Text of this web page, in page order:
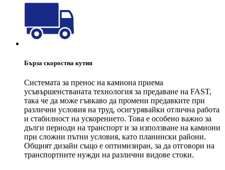
Бърза скоростна кутия
Системата за пренос на камиона приема
усъвършенстваната технология за предаване на FAST,
така че да може гъвкаво да промени предавките при
различни условия на труд, осигурявайки отлична работа
и стабилност на ускорението. Това е особено важно за
дълги периоди на транспорт и за използване на камиони
при сложни пътни условия, като планински райони.
Общият дизайн също е оптимизиран, за да отговори на
транспортните нужди на различни видове стоки.